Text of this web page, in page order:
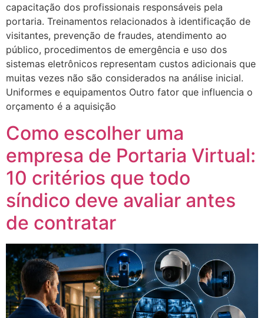
capacitação dos profissionais responsáveis pela
portaria. Treinamentos relacionados à identificação de
visitantes, prevenção de fraudes, atendimento ao
público, procedimentos de emergência e uso dos
sistemas eletrônicos representam custos adicionais que
muitas vezes não são considerados na análise inicial.
Uniformes e equipamentos Outro fator que influencia o
orçamento é a aquisição
Como escolher uma
empresa de Portaria Virtual:
10 critérios que todo
síndico deve avaliar antes
de contratar